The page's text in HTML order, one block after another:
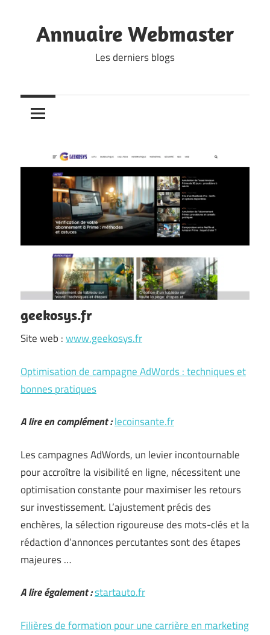
content
Annuaire Webmaster
Les derniers blogs
geekosys.fr
Site web :www.geekosys.fr
Optimisation de campagne AdWords : techniques et
bonnes pratiques
A lire en complément :lecoinsante.fr
Les campagnes AdWords, un levier incontournable
pour accroître la visibilité en ligne, nécessitent une
optimisation constante pour maximiser les retours
sur investissement. L’ajustement précis des
enchères, la sélection rigoureuse des mots-clés et la
rédaction d’annonces percutantes sont des étapes
majeures …
A lire également :startauto.fr
Filières de formation pour une carrière en marketing